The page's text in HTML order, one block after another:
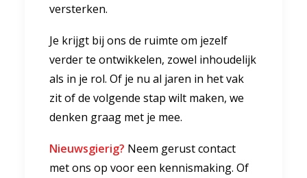
versterken.
Je krijgt bij ons de ruimte om jezelf
verder te ontwikkelen, zowel inhoudelijk
als in je rol. Of je nu al jaren in het vak
zit of de volgende stap wilt maken, we
denken graag met je mee.
Nieuwsgierig? Neem gerust contact
met ons op voor een kennismaking. Of